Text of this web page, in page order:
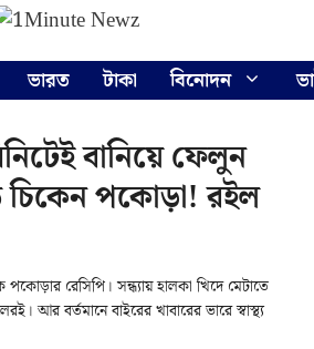
ভারত টাকা বিনোদন
বানিয়ে ফেলুন
পকোড়া! রইল
রেসিপি। সন্ধ্যায় হালকা খিদে মেটাতে
আর বর্তমানে বাইরের খাবারের ভারে স্বাস্থ্য